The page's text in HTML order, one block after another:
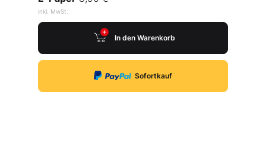
inkl. MwSt.
In den Warenkorb
Sofortkauf